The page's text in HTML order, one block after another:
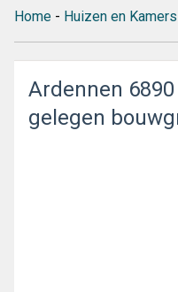
Home - Huizen en Kamers
Ardennen
gelegen